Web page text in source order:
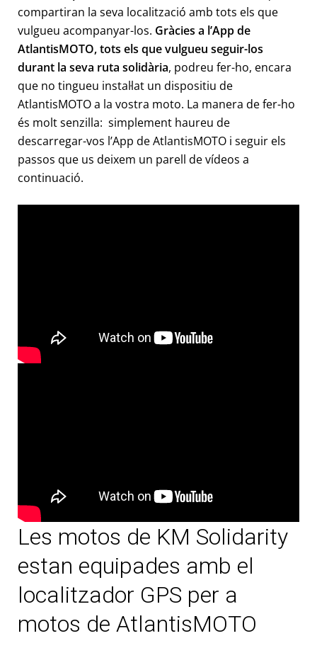
compartiran la seva localització amb tots els que
vulgueu acompanyar-los. Gràcies a l’App de
AtlantisMOTO, tots els que vulgueu seguir-los
durant la seva ruta solidària, podreu fer-ho, encara
que no tingueu instal·lat un dispositiu de
AtlantisMOTO a la vostra moto. La manera de fer-ho
és molt senzilla: simplement haureu de
descarregar-vos l’App de AtlantisMOTO i seguir els
passos que us deixem un parell de vídeos a
continuació.
Les motos de KM Solidarity
estan equipades amb el
localitzador GPS per a
motos de AtlantisMOTO